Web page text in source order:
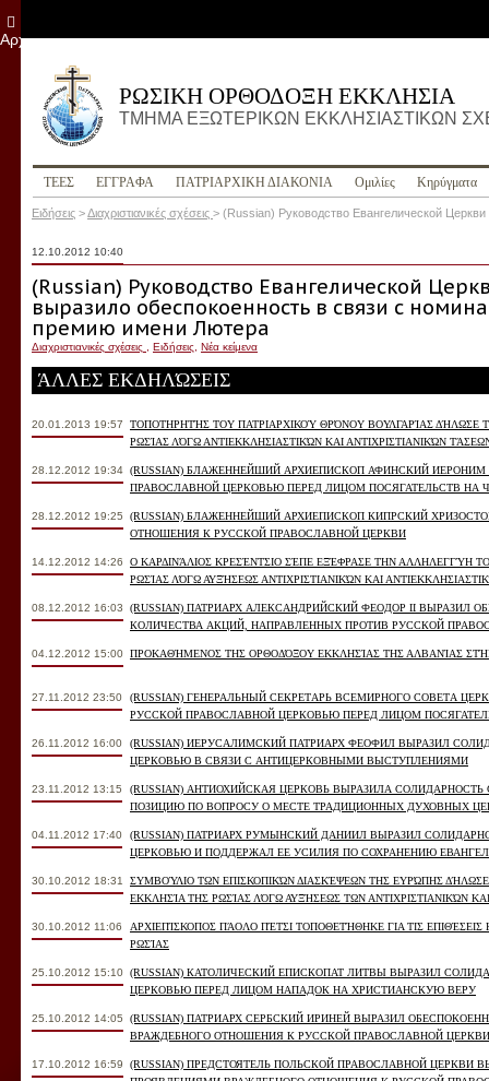
ΡΩΣΙΚΗ ΟΡΘΟΔΟΞΗ ΕΚΚΛΗΣΙΑ
ΤΜΗΜΑ ΕΞΩΤΕΡΙΚΩΝ ΕΚΚΛΗΣΙΑΣΤΙΚΩΝ
ΤΕΕΣ ΕΓΓΡΑΦΑ ПΑΤΡΙΑΡΧΙΚΗ ΔΙΑΚΟΝΙΑ Ομιλίες Κηρύγματα
Ειδήσεις >Διαχριστιανικές σχέσεις > (Russian) Руководство Евангелической
12.10.2012 10:40
(Russian) Руководство Евангелической
выразило обеспокоенность в связи с
премию имени Лютера
Διαχριστιανικές σχέσεις Ειδήσεις Νέα κείμενα
ΆΛΛΕΣ ΕΚΔΗΛΏΣΕΙΣ
20.01.2013 19:57
ΤΟΠΟΤΗΡΗΤΉΣ ΤΟΥ ΠΑΤΡΙΑΡΧΙΚΟΎ ΘΡΌΝΟΥ ΒΟΥΛΓΑΡΊΑΣ
ΡΩΣΊΑΣ ΛΌΓΩ ΑΝΤΙΕΚΚΛΗΣΙΑΣΤΙΚΏΝ ΚΑΙ ΑΝΤΙΧΡΙΣΤΙΑΝΙΚΏΝ
28.12.2012 19:34 (RUSSIAN) БЛАЖЕННЕЙШИЙ АРХИЕПИСКОП АФИНСКИЙ
ПРАВОСЛАВНОЙ ЦЕРКОВЬЮ ПЕРЕД ЛИЦОМ ПОСЯГАТЕЛЬСТВ НА
28.12.2012 19:25
(RUSSIAN) БЛАЖЕННЕЙШИЙ АРХИЕПИСКОП КИПРСКИЙ
ОТНОШЕНИЯ К РУССКОЙ ПРАВОСЛАВНОЙ ЦЕРКВИ
14.12.2012 14:26
Ο ΚΑΡΔΙΝΆΛΙΟΣ ΚΡΕΣΈΝΤΣΙΟ ΣΈΠΕ ΕΞΈΦΡΑΣΕ ΤΗΝ ΑΛΛΗΛΕΓΓΎΗ
ΡΩΣΊΑΣ ΛΌΓΩ ΑΥΞΉΣΕΩΣ ΑΝΤΙΧΡΙΣΤΙΑΝΙΚΏΝ ΚΑΙ
08.12.2012 16:03
(RUSSIAN) ПАТРИАРХ АЛЕКСАНДРИЙСКИЙ ФЕОДОР II ВЫРАЗИЛ
КОЛИЧЕСТВА АКЦИЙ, НАПРАВЛЕННЫХ ПРОТИВ РУССКОЙ
04.12.2012 15:00 ΠΡΟΚΑΘΉΜΕΝΟΣ ΤΗΣ ΟΡΘΟΔΌΞΟΥ ΕΚΚΛΗΣΊΑΣ ΤΗΣ ΑΛΒΑΝΊΑΣ
27.11.2012 23:50
(RUSSIAN) ГЕНЕРАЛЬНЫЙ СЕКРЕТАРЬ ВСЕМИРНОГО СОВЕТА
РУССКОЙ ПРАВОСЛАВНОЙ ЦЕРКОВЬЮ ПЕРЕД ЛИЦОМ
26.11.2012 16:00
(RUSSIAN) ИЕРУСАЛИМСКИЙ ПАТРИАРХ ФЕОФИЛ ВЫРАЗИЛ
ЦЕРКОВЬЮ В СВЯЗИ С АНТИЦЕРКОВНЫМИ ВЫСТУПЛЕНИЯМИ
23.11.2012 13:15
(RUSSIAN) АНТИОХИЙСКАЯ ЦЕРКОВЬ ВЫРАЗИЛА
ПОЗИЦИЮ ПО ВОПРОСУ О МЕСТЕ ТРАДИЦИОННЫХ ДУХОВНЫХ
04.11.2012 17:40
(RUSSIAN) ПАТРИАРХ РУМЫНСКИЙ ДАНИИЛ ВЫРАЗИЛ
ЦЕРКОВЬЮ И ПОДДЕРЖАЛ ЕЕ УСИЛИЯ ПО СОХРАНЕНИЮ
30.10.2012 18:31
ΣΥΜΒΟΎΛΙΟ ΤΩΝ ΕΠΙΣΚΟΠΙΚΏΝ ΔΙΑΣΚΈΨΕΩΝ ΤΗΣ ΕΥΡΏΠΗΣ
ΕΚΚΛΗΣΊΑ ΤΗΣ ΡΩΣΊΑΣ ΛΌΓΩ ΑΥΞΉΣΕΩΣ ΤΩΝ ΑΝΤΙΧΡΙΣΤΙΑΝΙΚΏΝ
30.10.2012 11:06
ΑΡΧΙΕΠΊΣΚΟΠΟΣ ΠΆΟΛΟ ΠΈΤΣΙ ΤΟΠΟΘΕΤΉΘΗΚΕ ΓΙΑ ΤΙΣ
ΡΩΣΊΑΣ
25.10.2012 15:10 (RUSSIAN) КАТОЛИЧЕСКИЙ ЕПИСКОПАТ ЛИТВЫ ВЫРАЗИЛ
ЦЕРКОВЬЮ ПЕРЕД ЛИЦОМ НАПАДОК НА ХРИСТИАНСКУЮ ВЕРУ
25.10.2012 14:05
(RUSSIAN) ПАТРИАРХ СЕРБСКИЙ ИРИНЕЙ ВЫРАЗИЛ
ВРАЖДЕБНОГО ОТНОШЕНИЯ К РУССКОЙ ПРАВОСЛАВНОЙ ЦЕРКВИ
17.10.2012 16:59
(RUSSIAN) ПРЕДСТОЯТЕЛЬ ПОЛЬСКОЙ ПРАВОСЛАВНОЙ ЦЕРКВИ
Αρχείο